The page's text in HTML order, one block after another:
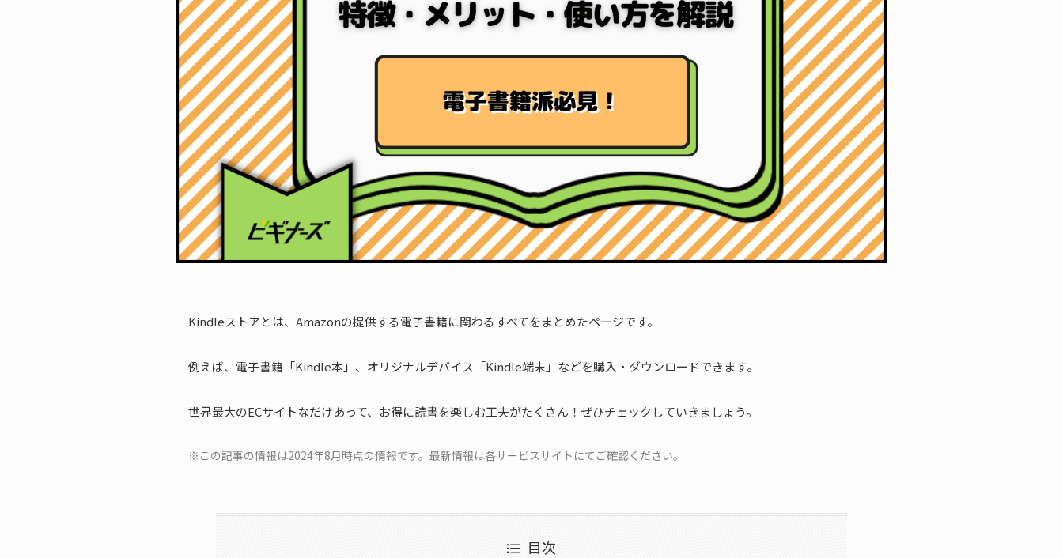
Kindleストアとは、Amazonの提供する電子書籍に関わるすべてをまとめたページです。
例えば、電子書籍「Kindle本」、オリジナルデバイス「Kindle端末」などを購入・ダウンロードできます。
世界最大のECサイトなだけあって、お得に読書を楽しむ工夫がたくさん！ぜひチェックしていきましょう。
※この記事の情報は2024年8月時点の情報です。最新情報は各サービスサイトにてご確認ください。
目次